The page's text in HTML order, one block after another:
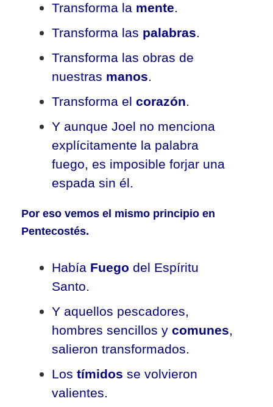
Transforma la mente.
Transforma las palabras.
Transforma las obras de
nuestras manos.
Transforma el corazón.
Y aunque Joel no menciona
explícitamente la palabra
fuego, es imposible forjar una
espada sin él.
Por eso vemos el mismo principio en
Pentecostés.
Había Fuego del Espíritu
Santo.
Y aquellos pescadores,
hombres sencillos y comunes,
salieron transformados.
Los tímidos se volvieron
valientes.